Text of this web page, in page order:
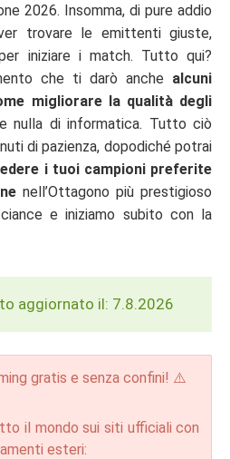
2026. Insomma, di pure addio
trovare le emittenti giuste,
iniziare i match. Tutto qui?
che ti darò anche alcuni
migliorare la qualità degli
nulla di informatica. Tutto ciò
di pazienza, dopodiché potrai
i tuoi campioni preferite
nell’Ottagono più prestigioso
e iniziamo subito con la
aggiornato il: 7.8.2026
gratis e senza confini! ⚠️
il mondo sui siti ufficiali con
esteri: